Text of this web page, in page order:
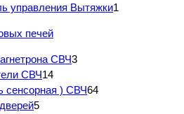
управления Вытяжки1
печей
СВЧ3
СВЧ14
сенсорная ) СВЧ64
5